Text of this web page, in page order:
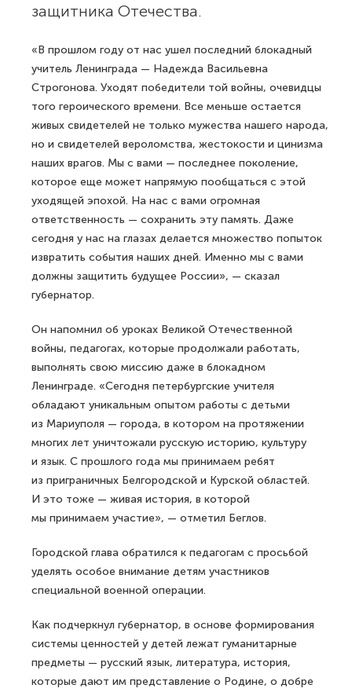
защитника Отечества.
«В прошлом году от нас ушел последний блокадный
учитель Ленинграда — Надежда Васильевна
Строгонова. Уходят победители той войны, очевидцы
того героического времени. Все меньше остается
живых свидетелей не только мужества нашего народа,
но и свидетелей вероломства, жестокости и цинизма
наших врагов. Мы с вами — последнее поколение,
которое еще может напрямую пообщаться с этой
уходящей эпохой. На нас с вами огромная
ответственность — сохранить эту память. Даже
сегодня у нас на глазах делается множество попыток
извратить события наших дней. Именно мы с вами
должны защитить будущее России», — сказал
губернатор.
Он напомнил об уроках Великой Отечественной
войны, педагогах, которые продолжали работать,
выполнять свою миссию даже в блокадном
Ленинграде. «Сегодня петербургские учителя
обладают уникальным опытом работы с детьми
из Мариуполя — города, в котором на протяжении
многих лет уничтожали русскую историю, культуру
и язык. С прошлого года мы принимаем ребят
из приграничных Белгородской и Курской областей.
И это тоже — живая история, в которой
мы принимаем участие», — отметил Беглов.
Городской глава обратился к педагогам с просьбой
уделять особое внимание детям участников
специальной военной операции.
Как подчеркнул губернатор, в основе формирования
системы ценностей у детей лежат гуманитарные
предметы — русский язык, литература, история,
которые дают им представление о Родине, о добре